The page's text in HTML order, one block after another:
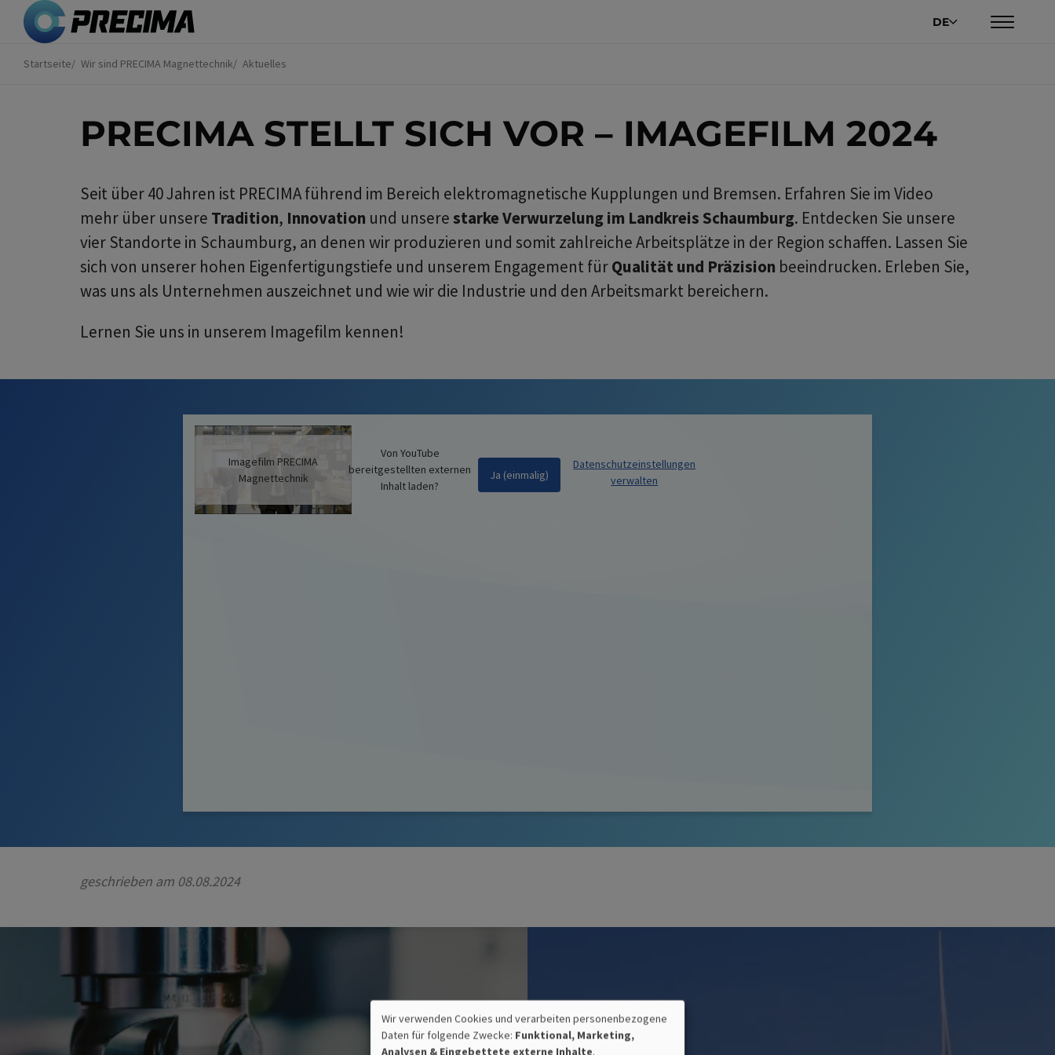
Direkt
zum
Inhalt
DE
Sie
Startseite Wir sind PRECIMA Magnettechnik Aktuelles
PRECIMA STELLT SICH VOR – IMAGEFILM 2024
Seit über 40 Jahren ist PRECIMA führend im Bereich elektromagnetische Kupplungen und Bremsen. Erfahren Sie im Video
mehr über unsere Tradition, Innovation und unserestarke Verwurzelung im Landkreis Schaumburg. Entdecken Sie unsere
vier Standorte in Schaumburg, an denen wir produzieren und somit zahlreiche Arbeitsplätze in der Region schaffen. Lassen Sie
sich von unserer hohen Eigenfertigungstiefe und unserem Engagement fürQualität und Präzision beeindrucken. Erleben Sie,
was uns als Unternehmen auszeichnet und wie wir die Industrie und den Arbeitsmarkt bereichern.
Lernen Sie uns in unserem Imagefilm kennen!
Imagefilm PRECIMA
Magnettechnik
Von YouTube
bereitgestellten externen
Inhalt laden?
Ja (einmalig)
Datenschutzeinstellungen
verwalten
geschrieben am 08.08.2024
VERWENDUNG
Wir verwenden Cookies und verarbeiten personenbezogene
Daten für folgende Zwecke: Funktional, Marketing,
Analysen & Eingebettete externe Inhalte.